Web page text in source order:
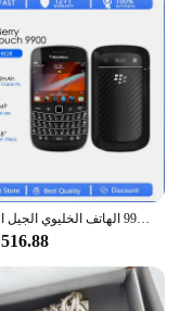
بلاك بيري 9900 مجدد-الأصلي بلاك بيري 9900 الهاتف الخليوي الجيل الثالث 3G QWERTY + شاشة تعمل باللمس 2.8 'واي فاي لتحديد المواقع 5.0MP 8GB ROM بلاك بيري